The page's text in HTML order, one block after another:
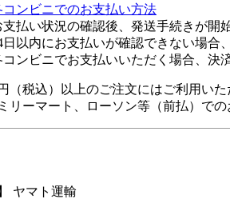
コンビニでのお支払い方法
支払い状況の確認後、発送手続きが開
日以内にお支払いが確認できない場合
コンビニでお支払いいただく場合、決
（税込）以上のご注文にはご利用いた
リーマート、ローソン等（前払）で
ヤマト運輸